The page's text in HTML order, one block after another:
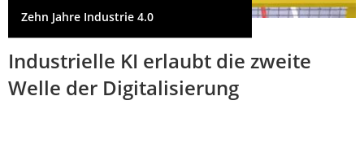
Zehn Jahre Industrie 4.0
Industrielle KI erlaubt die zweite
Welle der Digitalisierung